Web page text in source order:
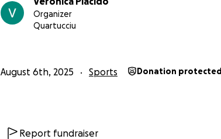
Link per caricare la tua foto/immagine
Organizer
Quartucciu
August 6th, 2025 Sports Donation protected
Report fundraiser